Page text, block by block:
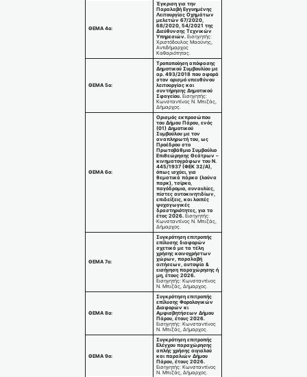
ΘΕΜΑ 4ο:
Έγκριση για την
Παραλαβή Εγγυημένης
Λειτουργίας Οχημάτων
μελετών 67/2020,
68/2020, 54/2021 της
Διεύθυνσης Τεχνικών
Υπηρεσιών.Εισηγητής:
Χριστόδουλος Μαούνης,
Αντιδήμαρχος
Καθαριότητας.
ΘΕΜΑ 5ο:
Τροποποίηση απόφασης
Δημοτικού Συμβουλίου με
αρ. 493/2018 που αφορά
στον ορισμό υπευθύνου
λειτουργίας και
συντήρησης Δημοτικού
Σφαγείου.Εισηγητής:
Κωνσταντίνος Ν. Μπιζάς,
Δήμαρχος.
ΘΕΜΑ 6ο:
Ορισμός εκπροσώπου
του Δήμου Πάρου, ενός
(01) Δημοτικού
Συμβούλου με τον
αναπληρωτή του, ως
Προέδρου στο
Πρωτοβάθμιο Συμβούλιο
Επιθεώρησης Θεάτρων –
κινηματογράφων του Ν.
445/1937 (ΦΕΚ 32/Α),
όπως ισχύει, για
θεματικά πάρκα (λούνα
παρκ), τσίρκο,
παγόδρομιο, συναυλίες,
πίστες αυτοκινητιδίων,
επιδείξεις, και λοιπές
ψυχαγωγικές
δραστηριότητες, για το
έτος 2026.Εισηγητής:
Κωνσταντίνος Ν. Μπιζάς,
Δήμαρχος.
ΘΕΜΑ 7ο:
Συγκρότηση επιτροπής
επίλυσης διαφορών
σχετικά με τα τέλη
χρήσης κοινοχρήστων
χώρων, παραλαβή
αιτήσεων, αυτοψία &
εισήγηση παραχώρησης ή
μη, έτους 2026.
Εισηγητής: Κωνσταντίνος
Ν. Μπιζάς, Δήμαρχος.
ΘΕΜΑ 8ο:
Συγκρότηση επιτροπής
επίλυσης Φορολογικών
Διαφορών κι
Αμφισβητήσεων Δήμου
Πάρου, έτους 2026.
Εισηγητής: Κωνσταντίνος
Ν. Μπιζάς, Δήμαρχος.
ΘΕΜΑ 9ο:
Συγκρότηση επιτροπής
Ελέγχου παραχώρησης
απλής χρήσης αιγιαλού
και παραλιών Δήμου
Πάρου, έτους 2026.
Εισηγητής: Κωνσταντίνος
Ν. Μπιζάς, Δήμαρχος.